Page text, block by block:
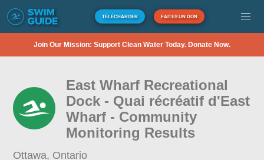
TÉLÉCHARGER FAITES UN DON
Join Our Mission: Support Clean Water Today. Donate Now.
East Wharf Recreational
Dock - Quai récréatif d'East
Wharf - Community
Monitoring Results
Ottawa, Ontario